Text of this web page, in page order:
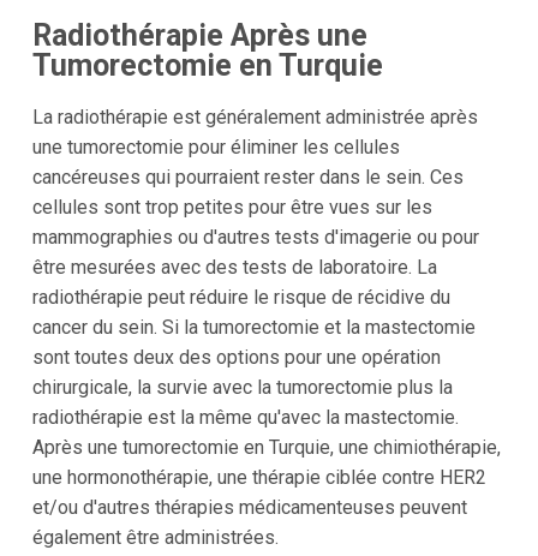
Radiothérapie Après une
Tumorectomie en Turquie
La radiothérapie est généralement administrée après
une tumorectomie pour éliminer les cellules
cancéreuses qui pourraient rester dans le sein. Ces
cellules sont trop petites pour être vues sur les
mammographies ou d'autres tests d'imagerie ou pour
être mesurées avec des tests de laboratoire. La
radiothérapie peut réduire le risque de récidive du
cancer du sein. Si la tumorectomie et la mastectomie
sont toutes deux des options pour une opération
chirurgicale, la survie avec la tumorectomie plus la
radiothérapie est la même qu'avec la mastectomie.
Après une tumorectomie en Turquie, une chimiothérapie,
une hormonothérapie, une thérapie ciblée contre HER2
et/ou d'autres thérapies médicamenteuses peuvent
également être administrées.